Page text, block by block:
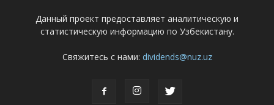
Данный проект предоставляет аналитическую и
статистическую информацию по Узбекистану.
Свяжитесь с нами: dividends@nuz.uz